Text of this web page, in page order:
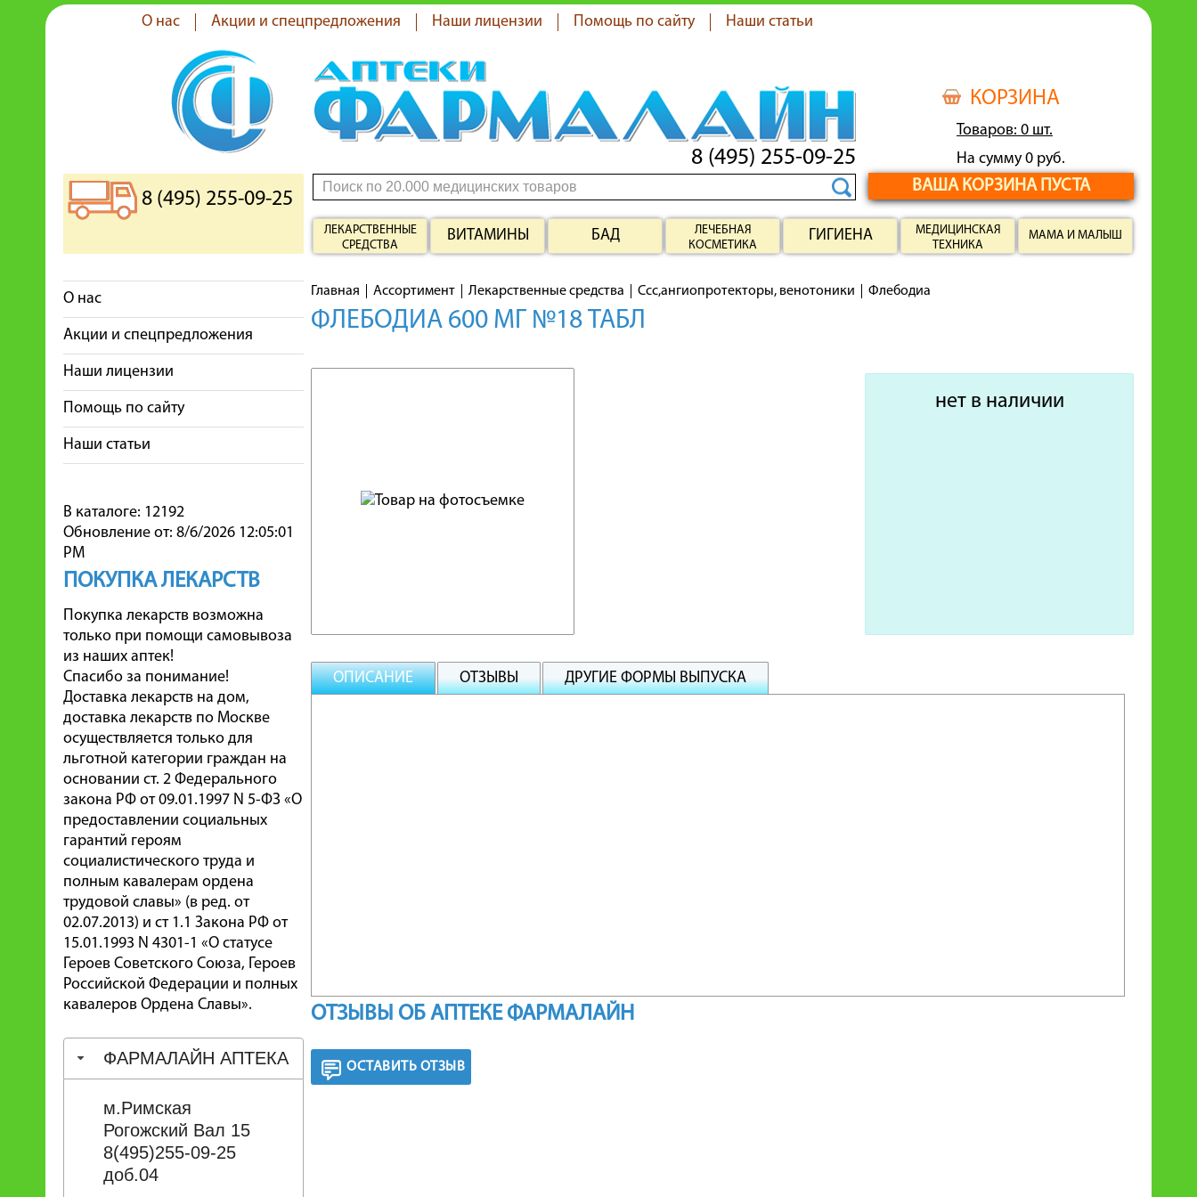
О нас Акции и спецпредложения Наши лицензии Помощь по сайту Наши статьи
КОРЗИНА
Товаров: 0 шт.
На сумму 0 руб.
ВАША КОРЗИНА ПУСТА
8 (495) 255-09-25
8 (495) 255-09-25
ЛЕКАРСТВЕННЫЕ
СРЕДСТВА
ВИТАМИНЫ БАД
ЛЕЧЕБНАЯ
КОСМЕТИКА
ГИГИЕНА
МЕДИЦИНСКАЯ
ТЕХНИКА
МАМА И МАЛЫШ
О нас
Акции и спецпредложения
Наши лицензии
Помощь по сайту
Наши статьи
В каталоге: 12192
Обновление от: 8/6/2026 12:05:01
PM
ПОКУПКА ЛЕКАРСТВ
Покупка лекарств возможна
только при помощи самовывоза
из наших аптек!
Спасибо за понимание!
Доставка лекарств на дом,
доставка лекарств по Москве
осуществляется только для
льготной категории граждан на
основании ст. 2 Федерального
закона РФ от 09.01.1997 N 5-ФЗ «О
предоставлении социальных
гарантий героям
социалистического труда и
полным кавалерам ордена
трудовой славы» (в ред. от
02.07.2013) и ст 1.1 Закона РФ от
15.01.1993 N 4301-1 «О статусе
Героев Советского Союза, Героев
Российской Федерации и полных
кавалеров Ордена Славы».
ФАРМАЛАЙН АПТЕКА
м.Римская
Рогожский Вал 15
8(495)255-09-25
доб.04
Главная Ассортимент Лекарственные средства Ссс,ангиопротекторы, венотоники Флебодиа
ФЛЕБОДИА 600 МГ №18 ТАБЛ
нет в наличии
ОПИСАНИЕ ОТЗЫВЫ ДРУГИЕ ФОРМЫ ВЫПУСКА
ОТЗЫВЫ ОБ АПТЕКЕ ФАРМАЛАЙН
ОСТАВИТЬ ОТЗЫВ